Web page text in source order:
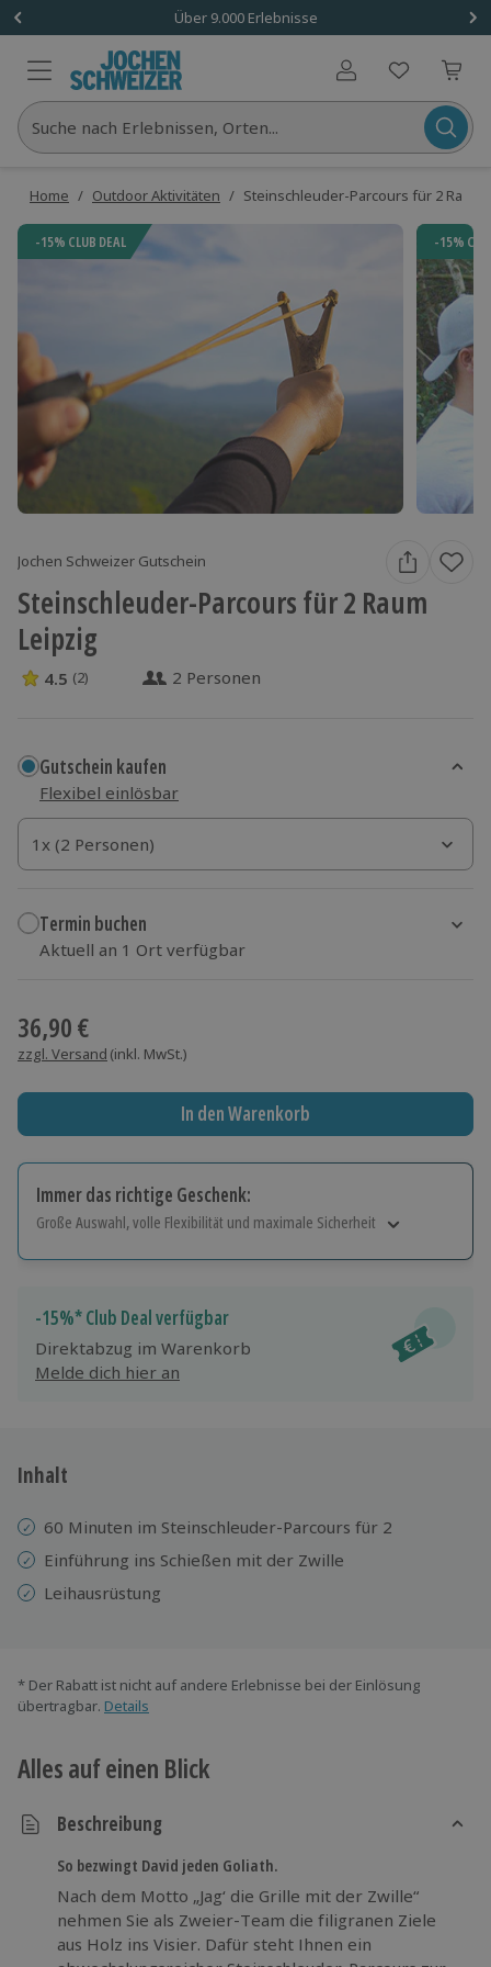
Über 9.000 Erlebnisse
Benutzerkonto
Suche nach Erlebnissen, Orten...
Home / Outdoor Aktivitäten / Steinschleuder-Parcours für 2 Raum
-15% CLUB DEAL -15%
Jochen Schweizer Gutschein
Steinschleuder-Parcours für 2 Raum
Leipzig
4.5 Sterne von 5 aus 2 Bewertungen
4.5 (2) 2 Personen
Gutschein kaufen
Flexibel einlösbar
1x (2 Personen)
1x (2 Personen)
1x (2 Personen)
Termin buchen
Aktuell an 1 Ort verfügbar
36,90 €
zzgl. Versand (inkl. MwSt.)
In den Warenkorb
Immer das richtige Geschenk:
Große Auswahl, volle Flexibilität und maximale Sicherheit
Jeder Gutschein für alle Erlebnisse einlösbar.
Maximale Sicherheit
10 Jahre gültig & verlängerbar.
-15%* Club Deal verfügbar
Direktabzug im Warenkorb
Melde dich hier an
Inhalt
60 Minuten im Steinschleuder-Parcours für 2
Einführung ins Schießen mit der Zwille
Leihausrüstung
* Der Rabatt ist nicht auf andere Erlebnisse bei der Einlösung
übertragbar. Details
Alles auf einen Blick
Beschreibung
So bezwingt David jeden Goliath.
Nach dem Motto „Jag‘ die Grille mit der Zwille“
nehmen Sie als Zweier-Team die filigranen Ziele
aus Holz ins Visier. Dafür steht Ihnen ein